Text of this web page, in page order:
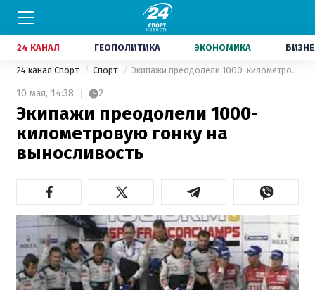
24 КАНАЛ ГЕОПОЛИТИКА ЭКОНОМИКА
24 канал Спорт Спорт Экипажи преодолели 1000-километровую гонку на выносливость
10 мая, 14:38 2
Экипажи преодолели 1000-
километровую гонку на
выносливость